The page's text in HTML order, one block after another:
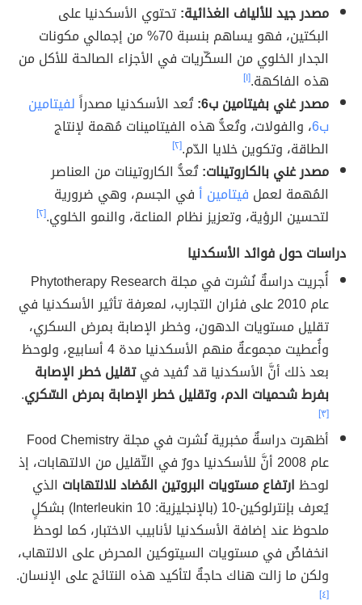
مصدر جيد للألياف الغذائية:تحتوي الأسكدنيا على
البكتين، فهو يساهم بنسبة 70% من إجمالي مكونات
الجدار الخلوي من السكّريات في الأجزاء الصالحة للأكل من
هذه الفاكهة.[١]
مصدر غني بفيتامين ب6: تُعد الأسكدنيا مصدراًلفيتامين
ب6 ، والفولات، وتُعدُّ هذه الفيتامينات مُهمة لإنتاج
الطاقة، وتكوين خلايا الدّم.[٢]
مصدر غني بالكاروتينات:تُعدُّ الكاروتينات من العناصر
المُهمة لعمل فيتامين أفي الجسم، وهي ضرورية
لتحسين الرؤية، وتعزيز نظام المناعة، والنمو الخلوي.[٢]
دراسات حول فوائد الأسكدنيا
أُجريت دراسةٌ نُشرت في مجلة Phytotherapy Research
عام 2010 على فئران التجارب، لمعرفة تأثير الأسكدنيا في
تقليل مستويات الدهون، وخطر الإصابة بمرض السكري،
وأُعطيت مجموعةٌ منهم الأسكدنيا مدة 4 أسابيع، ولوحظ
بعد ذلك أنَّ الأسكدنيا قد تُفيد فيتقليل خطر الإصابة
بفرط شحميات الدم، وتقليل خطر الإصابة بمرض السّكري.
[٣]
أظهرت دراسةٌ مخبرية نُشرت في مجلة Food Chemistry
عام 2008 أنَّ للأسكدنيا دورٌ في التّقليل من الالتهابات، إذ
لوحظارتفاع مستويات البروتين المُضاد للالتهابات الذي
يُعرف بإنترلوكين-10 (بالإنجليزية: Interleukin 10) بشكلٍ
ملحوظ عند إضافة الأسكدنيا لأنابيب الاختبار، كما لوحظ
انخفاضٌ في مستويات السيتوكين المحرض على الالتهاب،
ولكن ما زالت هناك حاجةٌ لتأكيد هذه النتائج على الإنسان.
[٤]